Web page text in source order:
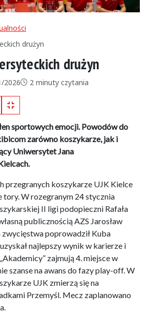
drużyn
drużyn
2026Czas czytania:
2 minuty czytania
pełny link
Kopiuj krótki link
sportowych emocji. Powodów do
zarówno koszykarze, jak i
Uniwersytet Jana
przegranych koszykarze UJK Kielce
tory. W rozegranym 24 stycznia
II ligi podopieczni Rafała
publicznością AZS Jarosław
zwycięstwa poprowadził Kuba
najlepszy wynik w karierze i
zajmują 4. miejsce w
szanse na awans do fazy play-off. W
UJK zmierzą się na
Przemyśl. Mecz zaplanowano